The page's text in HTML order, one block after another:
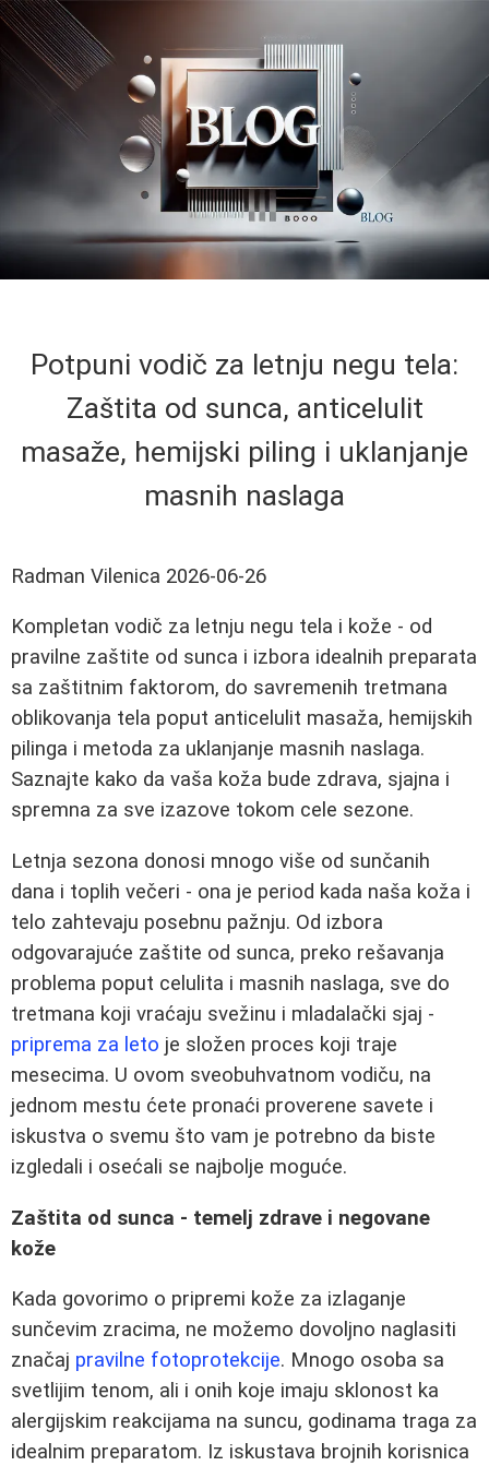
Potpuni vodič za letnju negu tela:
Zaštita od sunca, anticelulit
masaže, hemijski piling i uklanjanje
masnih naslaga
Radman Vilenica 2026-06-26
Kompletan vodič za letnju negu tela i kože - od
pravilne zaštite od sunca i izbora idealnih preparata
sa zaštitnim faktorom, do savremenih tretmana
oblikovanja tela poput anticelulit masaža, hemijskih
pilinga i metoda za uklanjanje masnih naslaga.
Saznajte kako da vaša koža bude zdrava, sjajna i
spremna za sve izazove tokom cele sezone.
Letnja sezona donosi mnogo više od sunčanih
dana i toplih večeri - ona je period kada naša koža i
telo zahtevaju posebnu pažnju. Od izbora
odgovarajuće zaštite od sunca, preko rešavanja
problema poput celulita i masnih naslaga, sve do
tretmana koji vraćaju svežinu i mladalački sjaj -
priprema za leto je složen proces koji traje
mesecima. U ovom sveobuhvatnom vodiču, na
jednom mestu ćete pronaći proverene savete i
iskustva o svemu što vam je potrebno da biste
izgledali i osećali se najbolje moguće.
Zaštita od sunca - temelj zdrave i negovane
kože
Kada govorimo o pripremi kože za izlaganje
sunčevim zracima, ne možemo dovoljno naglasiti
značaj pravilne fotoprotekcije. Mnogo osoba sa
svetlijim tenom, ali i onih koje imaju sklonost ka
alergijskim reakcijama na suncu, godinama traga za
idealnim preparatom. Iz iskustava brojnih korisnica